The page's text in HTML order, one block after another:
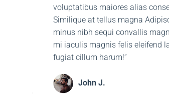
voluptatibus maiores alias
Similique at tellus magna
minus nibh sequi convallis
mi iaculis magnis felis eleifend
fugiat cillum harum!”​
John J.​